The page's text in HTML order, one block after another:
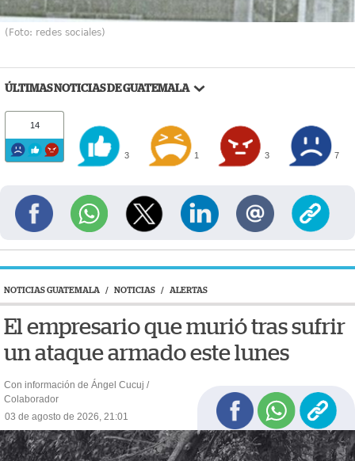
(Foto: redes sociales)
ÚLTIMAS NOTICIAS DE GUATEMALA
14
3 1 3 7
NOTICIAS GUATEMALA / NOTICIAS / ALERTAS
El empresario que murió tras sufrir
un ataque armado este lunes
Con información de Ángel Cucuj /
Colaborador
03 de agosto de 2026, 21:01